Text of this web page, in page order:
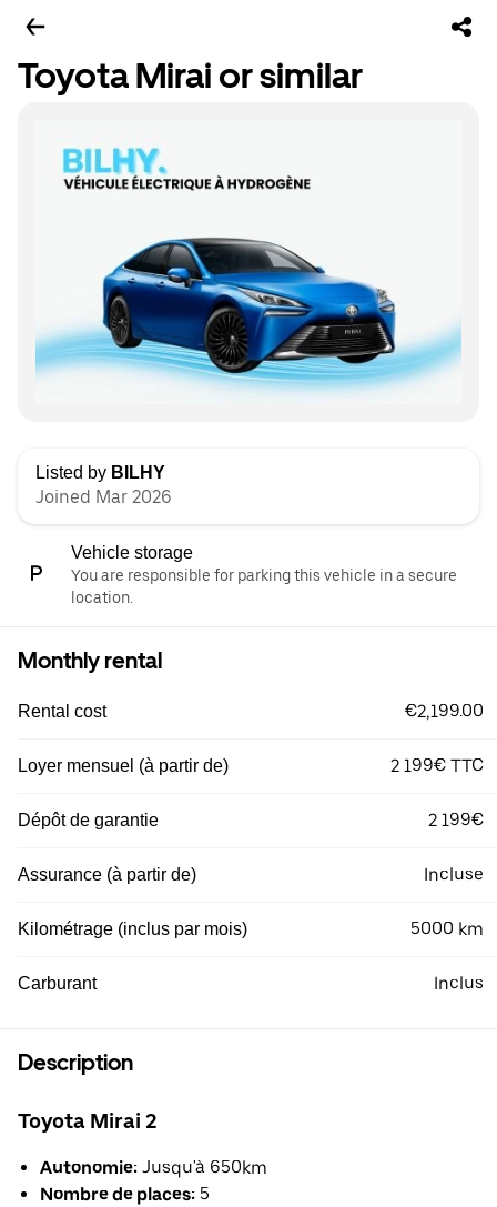
Toyota Mirai or similar
Listed by BILHY
Joined Mar 2026
Vehicle storage
You are responsible for parking this vehicle in a secure
location.
Monthly rental
Rental cost €2,199.00
Loyer mensuel (à partir de) 2 199€ TTC
Dépôt de garantie 2 199€
Assurance (à partir de) Incluse
Kilométrage (inclus par mois) 5000 km
Carburant Inclus
Description
Toyota Mirai 2
Autonomie: Jusqu'à 650km
Nombre de places: 5